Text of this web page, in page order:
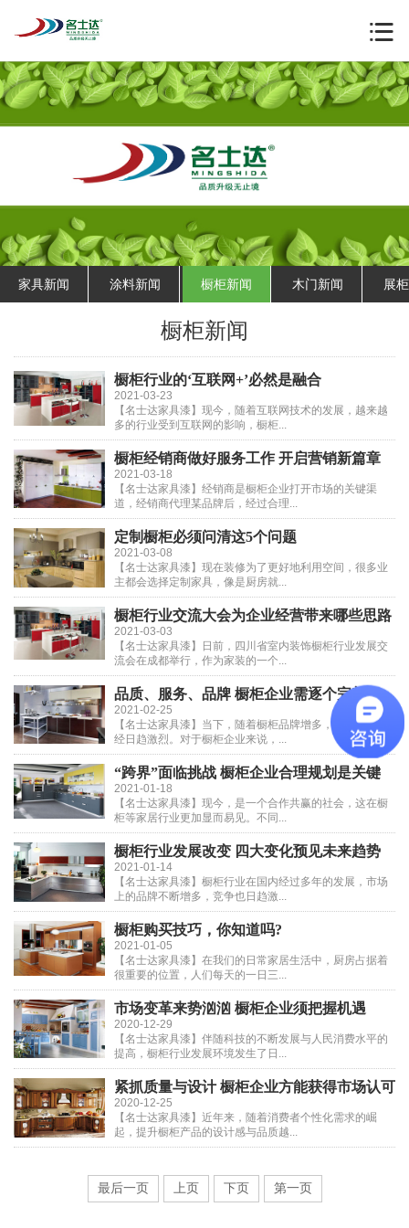
家具新闻 涂料新闻 橱柜新闻 木门新闻 展
橱柜新闻
橱柜行业的‘互联网+’必然是融合
2021-03-23
【名士达家具漆】现今，随着互联网技术的发展，越来越
多的行业受到互联网的影响，橱柜...
橱柜经销商做好服务工作 开启营销新篇章
2021-03-18
【名士达家具漆】经销商是橱柜企业打开市场的关键渠
道，经销商代理某品牌后，经过合理...
定制橱柜必须问清这5个问题
2021-03-08
【名士达家具漆】现在装修为了更好地利用空间，很多业
主都会选择定制家具，像是厨房就...
橱柜行业交流大会为企业经营带来哪些思路
2021-03-03
【名士达家具漆】日前，四川省室内装饰橱柜行业发展交
流会在成都举行，作为家装的一个...
品质、服务、品牌 橱柜企业需逐个完善
2021-02-25
【名士达家具漆】当下，随着橱柜品牌增多，市场竞争已
经日趋激烈。对于橱柜企业来说，...
“跨界”面临挑战 橱柜企业合理规划是关键
2021-01-18
【名士达家具漆】现今，是一个合作共赢的社会，这在橱
柜等家居行业更加显而易见。不同...
橱柜行业发展改变 四大变化预见未来趋势
2021-01-14
【名士达家具漆】橱柜行业在国内经过多年的发展，市场
上的品牌不断增多，竞争也日趋激...
橱柜购买技巧，你知道吗?
2021-01-05
【名士达家具漆】在我们的日常家居生活中，厨房占据着
很重要的位置，人们每天的一日三...
市场变革来势汹汹 橱柜企业须把握机遇
2020-12-29
【名士达家具漆】伴随科技的不断发展与人民消费水平的
提高，橱柜行业发展环境发生了日...
紧抓质量与设计 橱柜企业方能获得市场认可
2020-12-25
【名士达家具漆】近年来，随着消费者个性化需求的崛
起，提升橱柜产品的设计感与品质越...
最后一页 上页 下页 第一页